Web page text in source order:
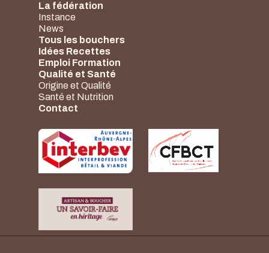
La fédération
Instance
News
Tous les bouchers
Idées Recettes
Emploi Formation
Qualité et Santé
Origine et Qualité
Santé et Nutrition
Contact